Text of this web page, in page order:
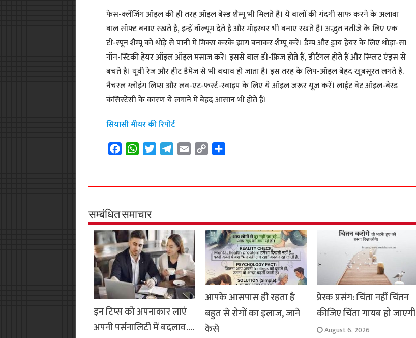
फेस-क्लेंजिंग ऑइल की ही तरह ऑइल बेस्ड शैम्पू भी मिलते हैं। ये बालों की गंदगी साफ करने के अलावा
बाल सॉफ्ट बनाए रखते हैं, इन्हें वॉल्यूम देते हैं और मॉइस्चर भी बनाए रखते हैं। अद्भुत नतीजे के लिए एक
टी-स्पून शैम्पू को थोड़े से पानी में मिक्स करके झाग बनाकर शैम्पू करें। डैम्प और ड्राय हेयर के लिए थोड़ा-सा
नॉन-स्टिकी हेयर ऑइल ऑइल मसाज करें। इससे बाल डी-फ्रिज होते हैं, डीटैंगल होते हैं और स्प्लिट एंड्स से
बचते हैं। यूवी रेज और हीट डैमेज से भी बचाव हो जाता है। इस तरह के लिप-ऑइल बेहद खूबसूरत लगते हैं.
नैचरल ग्लोइंग लिप्स और लव-एट-फर्स्ट-स्वाइप के लिए ये ऑइल जरूर यूज करें। लाईट वेट ऑइल-बेस्ड
कंसिस्टेंसी के कारण ये लगाने में बेहद आसान भी होते हैं।
सियासी मीयर की रिपोर्ट
e
o
o
k
W
t
A
p
p
t
r
e
a
m
i
y
n
k
r
सम्बंधित समाचार
इन टिप्स को अपनाकार लाएं
अपनी पर्सनालिटी में बदलाव….
आपके आसपास ही रहता है
बहुत से रोगों का इलाज, जाने
केसे
प्रेरक प्रसंग: चिंता नहीं चिंतन
कीजिए चिंता गायब हो जाएगी
August 6, 2026